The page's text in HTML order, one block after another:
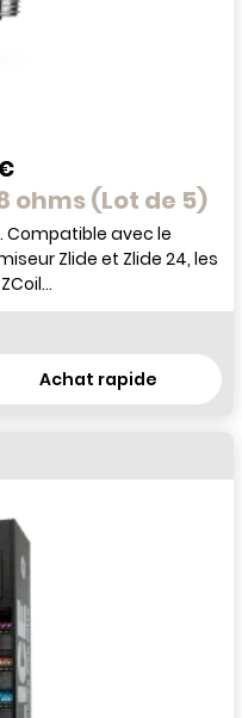
ohms (Lot de 5)
Compatible avec le
Zlide et Zlide 24, les
Achat rapide